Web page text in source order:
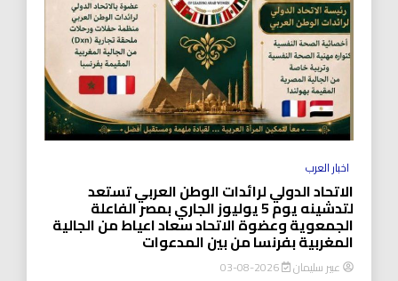
اخبار العرب
الاتحاد الدولي لرائدات الوطن العربي تستعد
لتدشينه يوم 5 يوليوز الجاري بمصر الفاعلة
الجمعوية وعضوة الاتحاد سعاد اعياط من الجالية
المغربية بفرنسا من بين المدعوات
عبير سليمان 2026-08-03